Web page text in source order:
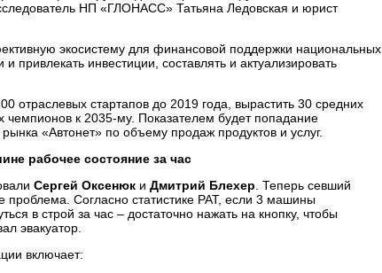
НП «ГЛОНАСС» Татьяна Ледовская и юрист
экосистему для финансовой поддержки национальных
привлекать инвестиции, составлять и актуализировать
отраслевых стартапов до 2019 года, вырастить 30 средних
к 2035-му. Показателем будет попадание
«Автонет» по объему продаж продуктов и услуг.
рабочее состояние за час
Сергей Оксенюк и Дмитрий Блехер . Теперь севший
проблема. Согласно статистике РАТ, если 3 машины
в строй за час – достаточно нажать на кнопку, чтобы
эвакуатор.
включает: